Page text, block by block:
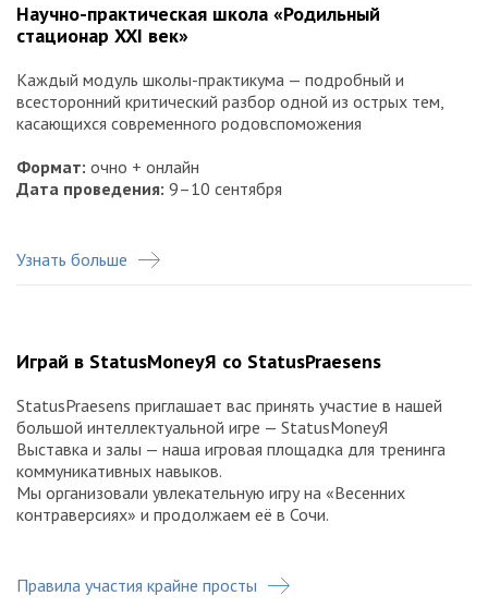
Научно-практическая школа «Родильный
стационар XXI век»
Каждый модуль школы-практикума — подробный и
всесторонний критический разбор одной из острых тем,
касающихся современного родовспоможения
Формат: очно + онлайн
Дата проведения: 9–10 сентября
Узнать больше
Играй в StatusMoneyЯ со StatusPraesens
StatusPraesens приглашает вас принять участие в нашей
большой интеллектуальной игре — StatusMoneyЯ
Выставка и залы — наша игровая площадка для тренинга
коммуникативных навыков.
Мы организовали увлекательную игру на «Весенних
контраверсиях» и продолжаем её в Сочи.
получайте монеты STATUS на каждом стенде выставки,
Правила участия крайне просты